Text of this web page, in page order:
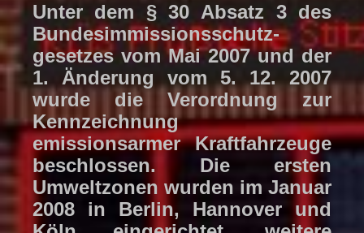
Unter dem § 30 Absatz 3 des
Bundesimmissionsschutz-
gesetzes vom Mai 2007 und der
1. Änderung vom 5. 12. 2007
wurde die Verordnung zur
Kennzeichnung
emissionsarmer Kraftfahrzeuge
beschlossen. Die ersten
Umweltzonen wurden im Januar
2008 in Berlin, Hannover und